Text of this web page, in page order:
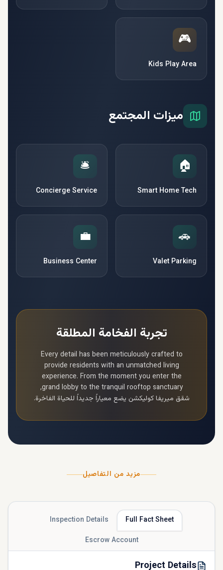
🎮
Kids Play Area
ميزات المجتمع
🏠
Smart Home Tech
🛎️
Concierge Service
🚗
Valet Parking
💼
Business Center
تجربة الفخامة المطلقة
Every detail has been meticulously crafted to
provide residents with an unmatched living
experience. From the moment you enter the
grand lobby to the tranquil rooftop sanctuary,
شقق ميريفا كوليكشن يضع معياراً جديداً للحياة الفاخرة.
مزيد من التفاصيل
Full Fact Sheet
Inspection Details
Escrow Account
Project Details